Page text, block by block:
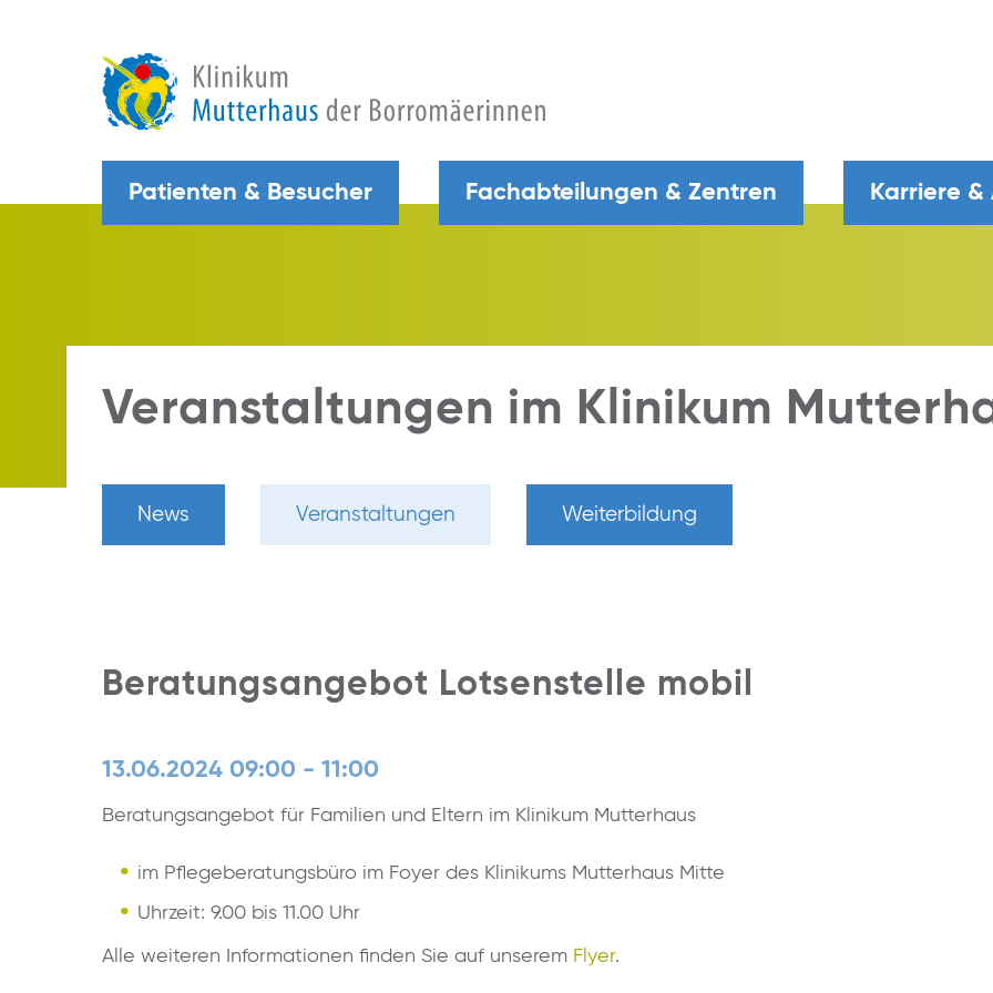
Patienten & Besucher Fachabteilungen & Zentren Karriere
Veranstaltungen im Klinikum
News Veranstaltungen Weiterbildung
Beratungsangebot Lotsenstelle mobil
13.06.2024 09:00 - 11:00
Beratungsangebot für Familien und Eltern im Klinikum Mutterhaus
im Pflegeberatungsbüro im Foyer des Klinikums Mutterhaus Mitte
Uhrzeit: 9.00 bis 11.00 Uhr
Alle weiteren Informationen finden Sie auf unserem Flyer.